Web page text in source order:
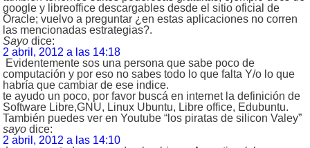
google y libreoffice descargables desde el sitio oficial de
Oracle; vuelvo a preguntar ¿en estas aplicaciones no corren
las mencionadas estrategias?.
Sayo dice:
2 abril, 2012 a las 14:18
Evidentemente sos una persona que sabe poco de
computación y por eso no sabes todo lo que falta Y/o lo que
habría que cambiar de ese indice.
te ayudo un poco, por favor buscá en internet la definición de
Software Libre,GNU, Linux Ubuntu, Libre office, Edubuntu.
También puedes ver en Youtube “los piratas de silicon Valey”
sayo dice:
2 abril, 2012 a las 14:10